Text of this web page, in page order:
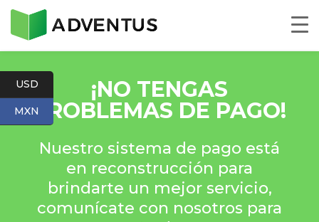
¡NO TENGAS
PROBLEMAS DE PAGO!
Nuestro sistema de pago está
en reconstrucción para
brindarte un mejor servicio,
comunícate con nosotros para
USD
MXN